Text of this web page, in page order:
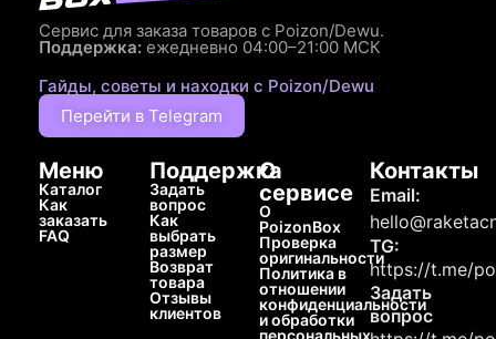
Сервис для заказа товаров с Poizon/Dewu.
Поддержка: ежедневно 04:00–21:00 МСК
Гайды, советы и находки с Poizon/Dewu
Перейти в Telegram
Меню
Каталог
Как
заказать
FAQ
Поддержка
Задать
вопрос
Как
выбрать
размер
Возврат
товара
Отзывы
клиентов
О
сервисе
О
PoizonBox
Проверка
оригинальности
Политика в
отношении
конфиденциальности
и обработки
персональных
Контакты
Email:
TG:
https://t.me/
Задать
вопрос